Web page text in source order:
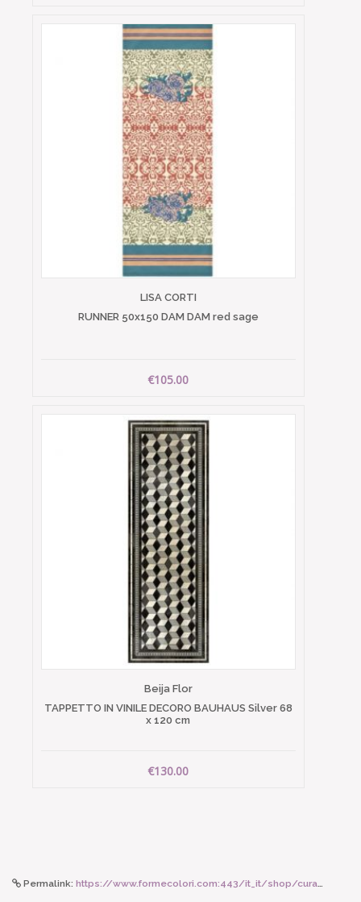
LISA CORTI
RUNNER 50x150 DAM DAM red sage
€105.00
Beija Flor
TAPPETTO IN VINILE DECORO BAUHAUS Silver 68
x 120 cm
€130.00
Permalink: https://www.formecolori.com:443/it_it/shop/cura_corpo_e_viso/prodotti_viso/lebube_palette_ombretti_neutro_calda/6856